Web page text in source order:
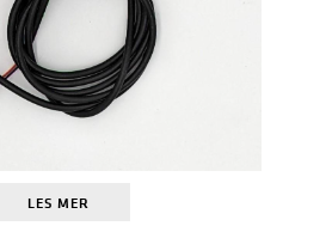
LES MER